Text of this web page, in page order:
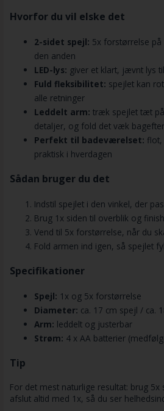
Hvorfor du vil elske det
2-sidet spejl: 5x forstørrelse
den anden
LED-lys: giver et klart, jævnt lys
Fuld fleksibilitet: spejlet kan
alle retninger
Leddelt arm: træk spejlet tæt
detaljer, og fold det væk bagefter
Perfekt til badeværelset:
praktisk i hverdagen
Sådan bruger du det
Indstil spejlet i den vinkel, der
Brug 1x siden til overblik og finish
Vend til 5x forstørrelse, når du
Fold armen ind igen, så spejlet
Specifikationer
Spejl: 1x og 5x forstørrelse
Diameter: ca. 17 cm spejl / ca.
Arm: leddelt og justerbar
Strøm: 4 x AA batterier
Tip
For det mest naturlige resultat: brug
afslut altid med 1x, så du ser